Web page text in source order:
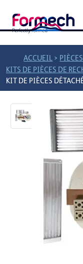
ACCUEIL >
KITS DE PIÈCES DE
KIT DE PIÈCES